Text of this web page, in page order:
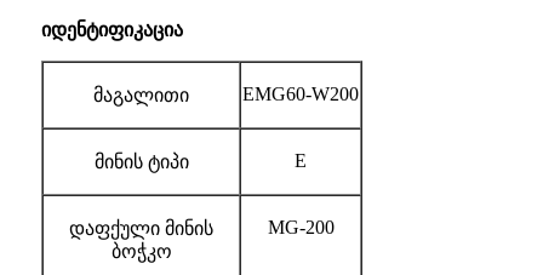
იდენტიფიკაცია
მაგალითი EMG60-W200
მინის ტიპი E
დაფქული მინის
ბოჭკო
MG-200